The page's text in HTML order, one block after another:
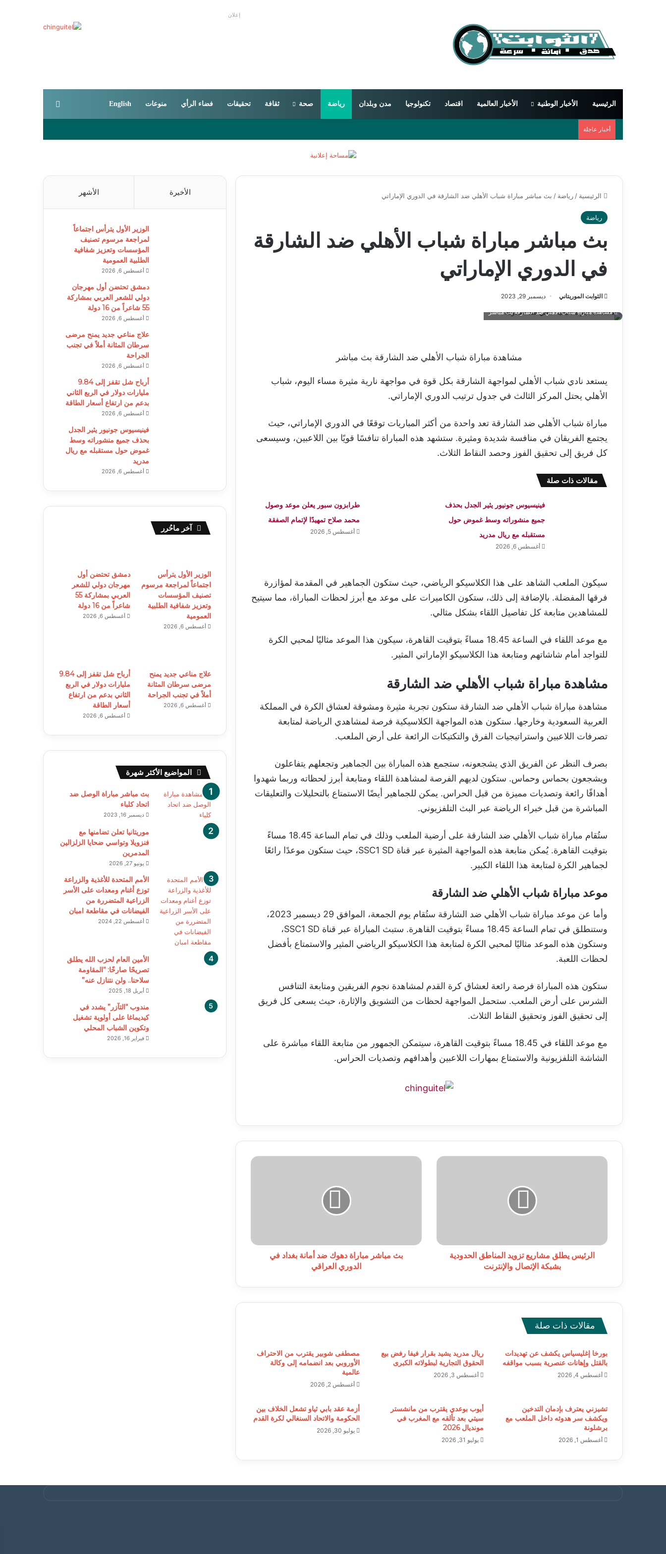
إعلان
الرئيسية الأخبار الوطنية الأخبار العالمية اقتصاد تكنولوجيا مدن وبلدان رياضة صحة ثقافة تحقيقات فضاء الرأي منوعات English
أخبار عاجلة
الرئيسية / رياضة / بث مباشر مباراة شباب الأهلي ضد الشارقة في الدوري الإماراتي
رياضة
بث مباشر مباراة شباب الأهلي ضد الشارقة
في الدوري الإماراتي
الثوابت الموريتاني ديسمبر 29, 2023
مشاهدة مباراة شباب الأهلي ضد الشارقة بث مباشر
مشاهدة مباراة شباب الأهلي ضد الشارقة بث مباشر
يستعد نادي شباب الأهلي لمواجهة الشارقة بكل قوة في مواجهة نارية مثيرة مساء اليوم، شباب
الأهلي يحتل المركز الثالث في جدول ترتيب الدوري الإماراتي.
مباراة شباب الأهلي ضد الشارقة تعد واحدة من أكثر المباريات توقعًا في الدوري الإماراتي، حيث
يجتمع الفريقان في منافسة شديدة ومثيرة. ستشهد هذه المباراة تنافسًا قويًا بين اللاعبين، وسيسعى
كل فريق إلى تحقيق الفوز وحصد النقاط الثلاث.
مقالات ذات صلة
فينيسيوس جونيور يثير الجدل بحذف
جميع منشوراته وسط غموض حول
مستقبله مع ريال مدريد
أغسطس 6, 2026
طرابزون سبور يعلن موعد وصول
محمد صلاح تمهيدًا لإتمام الصفقة
أغسطس 5, 2026
سيكون الملعب الشاهد على هذا الكلاسيكو الرياضي، حيث ستكون الجماهير في المقدمة لمؤازرة
فرقها المفضلة. بالإضافة إلى ذلك، ستكون الكاميرات على موعد مع أبرز لحظات المباراة، مما سيتيح
للمشاهدين متابعة كل تفاصيل اللقاء بشكل مثالي.
مع موعد اللقاء في الساعة 18.45 مساءً بتوقيت القاهرة، سيكون هذا الموعد مثاليًا لمحبي الكرة
للتواجد أمام شاشاتهم ومتابعة هذا الكلاسيكو الإماراتي المثير.
مشاهدة مباراة شباب الأهلي ضد الشارقة
مشاهدة مباراة شباب الأهلي ضد الشارقة ستكون تجربة مثيرة ومشوقة لعشاق الكرة في المملكة
العربية السعودية وخارجها. ستكون هذه المواجهة الكلاسيكية فرصة لمشاهدي الرياضة لمتابعة
تصرفات اللاعبين واستراتيجيات الفرق والتكتيكات الرائعة على أرض الملعب.
بصرف النظر عن الفريق الذي يشجعونه، ستجمع هذه المباراة بين الجماهير وتجعلهم يتفاعلون
ويشجعون بحماس وحماس. ستكون لديهم الفرصة لمشاهدة اللقاء ومتابعة أبرز لحظاته وربما شهدوا
أهدافًا رائعة وتصديات مميزة من قبل الحراس. يمكن للجماهير أيضًا الاستمتاع بالتحليلات والتعليقات
المباشرة من قبل خبراء الرياضة عبر البث التلفزيوني.
ستُقام مباراة شباب الأهلي ضد الشارقة على أرضية الملعب وذلك في تمام الساعة 18.45 مساءً
بتوقيت القاهرة. يُمكن متابعة هذه المواجهة المثيرة عبر قناة SSC1 SD، حيث ستكون موعدًا رائعًا
لجماهير الكرة لمتابعة هذا اللقاء الكبير.
موعد مباراة شباب الأهلي ضد الشارقة
وأما عن موعد مباراة شباب الأهلي ضد الشارقة ستُقام يوم الجمعة، الموافق 29 ديسمبر 2023،
وستنطلق في تمام الساعة 18.45 مساءً بتوقيت القاهرة. ستبث المباراة عبر قناة SSC1 SD،
وستكون هذه الموعد مثاليًا لمحبي الكرة لمتابعة هذا الكلاسيكو الرياضي المثير والاستمتاع بأفضل
لحظات اللعبة.
ستكون هذه المباراة فرصة رائعة لعشاق كرة القدم لمشاهدة نجوم الفريقين ومتابعة التنافس
الشرس على أرض الملعب. ستحمل المواجهة لحظات من التشويق والإثارة، حيث يسعى كل فريق
إلى تحقيق الفوز وتحقيق النقاط الثلاث.
مع موعد اللقاء في 18.45 مساءً بتوقيت القاهرة، سيتمكن الجمهور من متابعة اللقاء مباشرة على
الشاشة التلفزيونية والاستمتاع بمهارات اللاعبين وأهدافهم وتصديات الحراس.
الرئيس
والإنترنت
الرئيس يطلق مشاريع تزويد المناطق الحدودية
بشبكة الإتصال والإنترنت
بث
الدوري
العراقيبث مباشر مباراة دهوك ضد أمانة بغداد في
الدوري العراقي
مقالات ذات صلة
بورخا إغليسياس يكشف عن تهديدات
بالقتل وإهانات عنصرية بسبب مواقفه
أغسطس 4, 2026
ريال مدريد يشيد بقرار فيفا رفض بيع
الحقوق التجارية لبطولاته الكبرى
أغسطس 3, 2026
مصطفى شوبير يقترب من الاحتراف
الأوروبي بعد انضمامه إلى وكالة
عالمية
أغسطس 2, 2026
تشيزني يعترف بإدمان التدخين
ويكشف سر هدوئه داخل الملعب مع
برشلونة
أغسطس 1, 2026
أيوب بوعدي يقترب من مانشستر
سيتي بعد تألقه مع المغرب في
مونديال 2026
يوليو 31, 2026
أزمة عقد بابي ثياو تشعل الخلاف بين
الحكومة والاتحاد السنغالي لكرة القدم
يوليو 30, 2026
الأخيرة الأشهر
الوزير الأول يترأس اجتماعاً
لمراجعة مرسوم تصنيف
المؤسسات وتعزيز شفافية
الطلبية العمومية
أغسطس 6, 2026
دمشق تحتضن أول مهرجان
دولي للشعر العربي بمشاركة
55 شاعراً من 16 دولة
أغسطس 6, 2026
علاج مناعي جديد يمنح مرضى
سرطان المثانة أملاً في تجنب
الجراحة
أغسطس 6, 2026
أرباح شل تقفز إلى 9.84
مليارات دولار في الربع الثاني
بدعم من ارتفاع أسعار الطاقة
أغسطس 6, 2026
فينيسيوس جونيور يثير الجدل
بحذف جميع منشوراته وسط
غموض حول مستقبله مع ريال
مدريد
أغسطس 6, 2026
آخر ماحُرر
الوزير الأول يترأس
اجتماعاً لمراجعة مرسوم
تصنيف المؤسسات
وتعزيز شفافية الطلبية
العمومية
أغسطس 6, 2026
دمشق تحتضن أول
مهرجان دولي للشعر
العربي بمشاركة 55
شاعراً من 16 دولة
أغسطس 6, 2026
علاج مناعي جديد يمنح
مرضى سرطان المثانة
أملاً في تجنب الجراحة
أغسطس 6, 2026
أرباح شل تقفز إلى 9.84
مليارات دولار في الربع
الثاني بدعم من ارتفاع
أسعار الطاقة
أغسطس 6, 2026
المواضيع الأكثر شهرة
بث مباشر مباراة الوصل ضد
اتحاد كلباء
ديسمبر 16, 2023
موريتانيا تعلن تضامنها مع
فنزويلا وتواسي ضحايا الزلزالين
المدمرين
يونيو 27, 2026
الأمم المتحدة للأغذية والزراعة
توزع أغنام ومعدات على الأسر
الزراعية المتضررة من
الفيضانات في مقاطعة امبان
أغسطس 22, 2024
الأمين العام لحزب الله يطلق
تصريحًا صارخًا: “المقاومة
سلاحنا.. ولن نتنازل عنه”
أبريل 18, 2025
مندوب “التآزر” يشدد في
كيديماغا على أولوية تشغيل
وتكوين الشباب المحلي
فبراير 16, 2026